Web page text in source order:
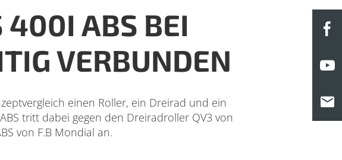
400I ABS BEI
VERBUNDEN
einen Roller, ein Dreirad und ein
tritt dabei gegen den Dreiradroller QV3 von
von F.B Mondial an.
F
Y
M